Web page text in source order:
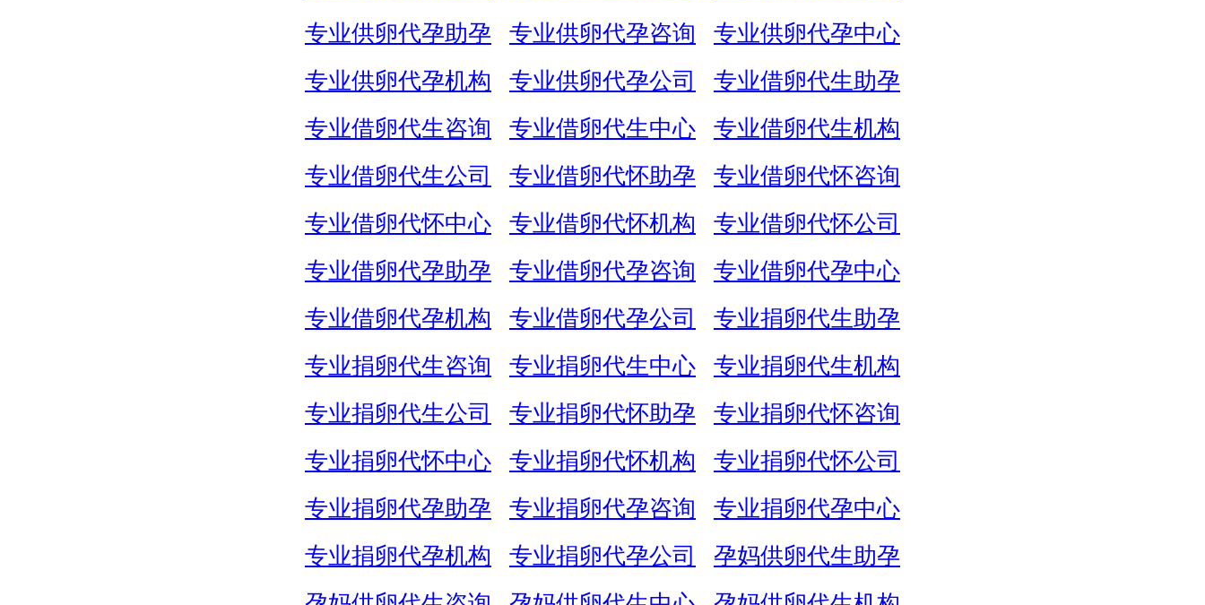
专业供卵代孕助孕
专业供卵代孕咨询
专业供卵代孕中心
专业供卵代孕机构
专业供卵代孕公司
专业借卵代生助孕
专业借卵代生咨询
专业借卵代生中心
专业借卵代生机构
专业借卵代生公司
专业借卵代怀助孕
专业借卵代怀咨询
专业借卵代怀中心
专业借卵代怀机构
专业借卵代怀公司
专业借卵代孕助孕
专业借卵代孕咨询
专业借卵代孕中心
专业借卵代孕机构
专业借卵代孕公司
专业捐卵代生助孕
专业捐卵代生咨询
专业捐卵代生中心
专业捐卵代生机构
专业捐卵代生公司
专业捐卵代怀助孕
专业捐卵代怀咨询
专业捐卵代怀中心
专业捐卵代怀机构
专业捐卵代怀公司
专业捐卵代孕助孕
专业捐卵代孕咨询
专业捐卵代孕中心
专业捐卵代孕机构
专业捐卵代孕公司
孕妈供卵代生助孕